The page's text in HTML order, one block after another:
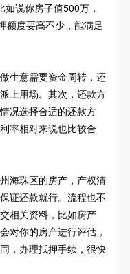
说你房子值500万，
额度要高不少，能满足
生意需要资金周转，还
上用场。其次，还款方
况选择合适的还款方
率相对来说也比较合
海珠区的房产，产权清
证还款就行。流程也不
相关资料，比如房产
对你的房产进行评估，
，办理抵押手续，很快